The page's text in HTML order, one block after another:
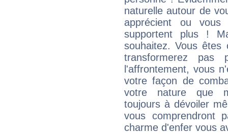
naturelle autour de
apprécient ou
supportent plus !
souhaitez. Vous
transformerez
l'affrontement, vous
votre façon de
votre nature que
toujours à dévoiler
vous comprendront
charme d'enfer vous